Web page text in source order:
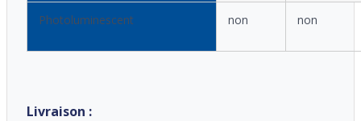
Photoluminescent non non
Livraison :